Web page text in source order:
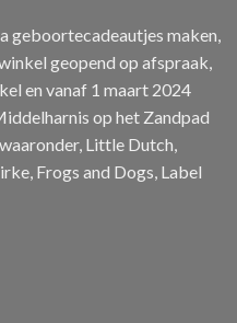
geboortecadeautjes maken,
geopend op afspraak,
en vanaf 1 maart 2024
op het Zandpad
Little Dutch,
Frogs and Dogs, Label